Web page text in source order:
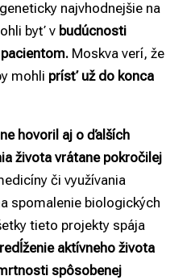
najvhodnejšie na
byť v budúcnosti
Moskva verí, že
mohli prísť už do konca
hovoril aj o ďalších
života vrátane pokročilej
či využívania
spomalenie biologických
tieto projekty spája
aktívneho života
spôsobenej